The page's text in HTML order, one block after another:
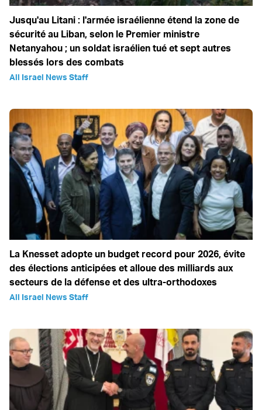
Jusqu'au Litani : l'armée israélienne étend la zone de
sécurité au Liban, selon le Premier ministre
Netanyahou ; un soldat israélien tué et sept autres
blessés lors des combats
All Israel News Staff
La Knesset adopte un budget record pour 2026, évite
des élections anticipées et alloue des milliards aux
secteurs de la défense et des ultra-orthodoxes
All Israel News Staff